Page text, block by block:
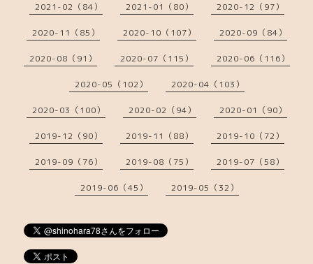
2021-02（84） 2021-01（80） 2020-12（97）
2020-11（85） 2020-10（107） 2020-09（84）
2020-08（91） 2020-07（115） 2020-06（116）
2020-05（102） 2020-04（103）
2020-03（100） 2020-02（94） 2020-01（90）
2019-12（90） 2019-11（88） 2019-10（72）
2019-09（76） 2019-08（75） 2019-07（58）
2019-06（45） 2019-05（32）